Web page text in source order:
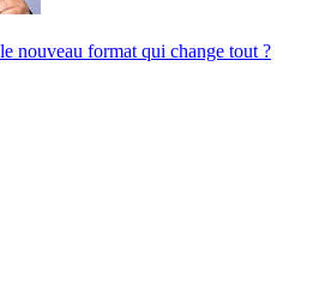
nouveau format qui change tout ?